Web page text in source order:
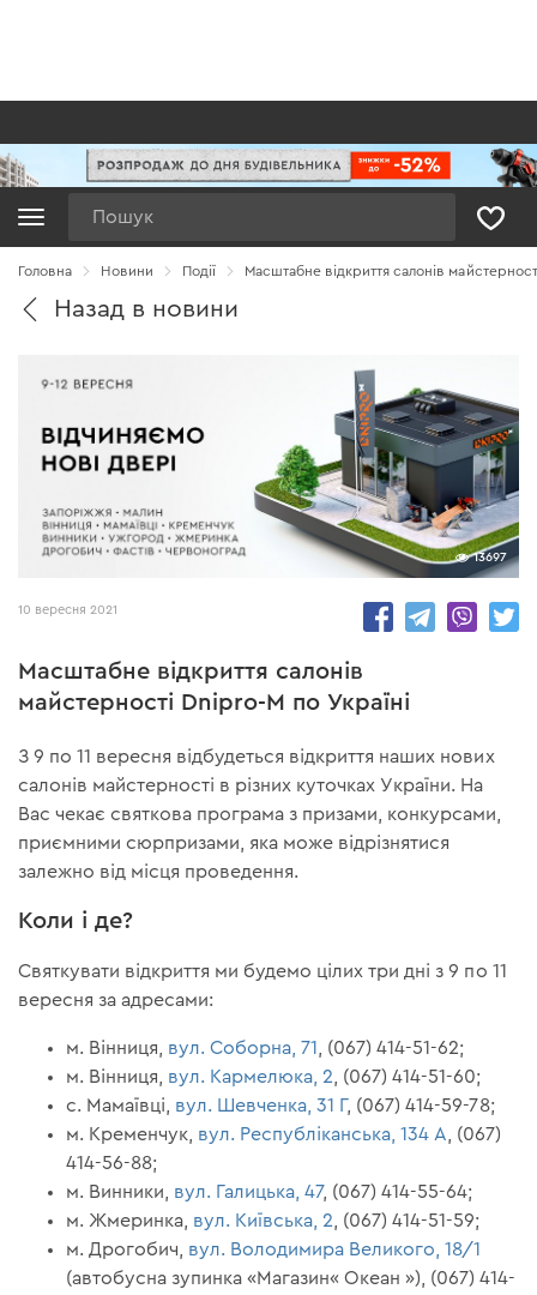
Головна Новини Події Масштабне відкриття салонів
Назад в новини
13697
10 вересня 2021
Масштабне відкриття салонів
майстерності Dnipro-M по Україні
З 9 по 11 вересня відбудеться відкриття наших нових
салонів майстерності в різних куточках України. На
Вас чекає святкова програма з призами, конкурсами,
приємними сюрпризами, яка може відрізнятися
залежно від місця проведення.
Коли і де?
Святкувати відкриття ми будемо цілих три дні з 9 по 11
вересня за адресами:
м. Вінниця, вул. Соборна, 71
, (067) 414-51-62;
м. Вінниця, вул. Кармелюка, 2 , (067) 414-51-60;
с. Мамаївці, вул. Шевченка, 31 Г, (067) 414-59-78;
м. Кременчук, вул. Республіканська, 134 А , (067)
414-56-88;
м. Винники, вул. Галицька, 47, (067) 414-55-64;
м. Жмеринка, вул. Київська, 2 , (067) 414-51-59;
м. Дрогобич, вул. Володимира Великого, 18/1
(автобусна зупинка «Магазин« Океан »), (067) 414-